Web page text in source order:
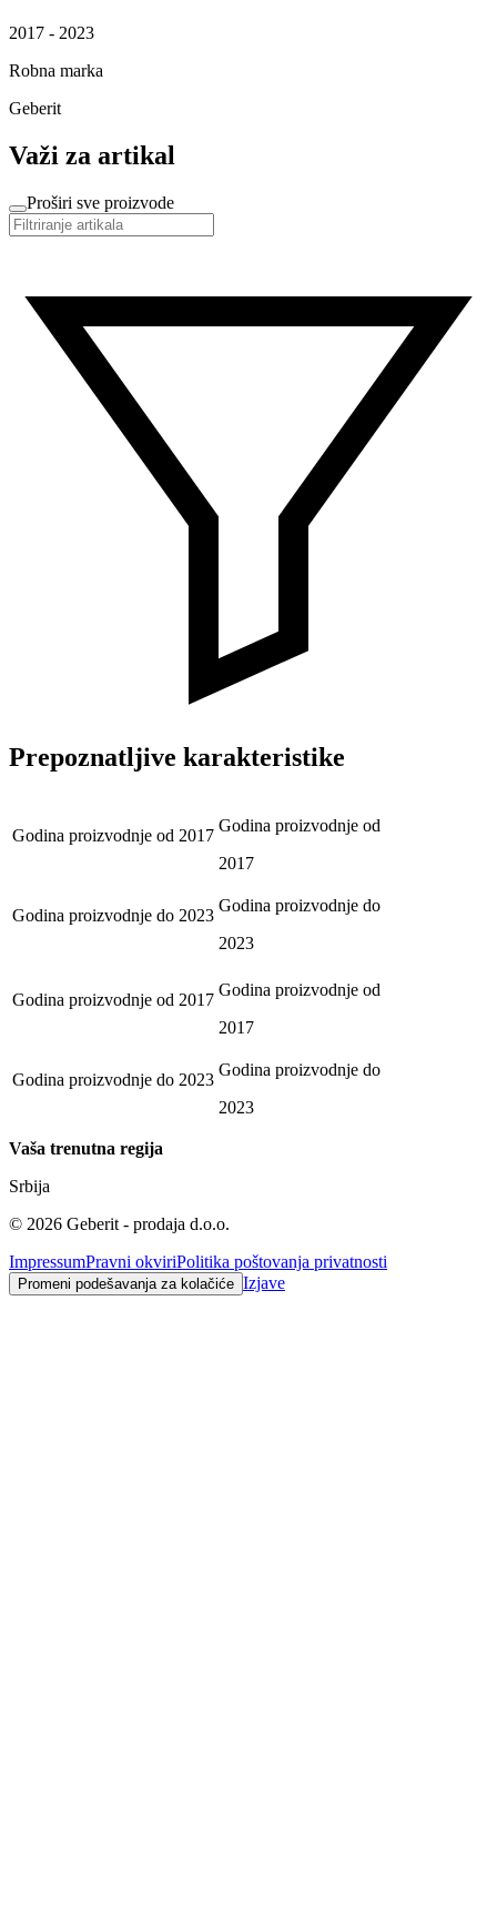
2017 - 2023
Robna marka
Geberit
Važi za artikal
Proširi sve proizvode
Prepoznatljive karakteristike
Godina proizvodnje od 2017
Godina proizvodnje od
2017
Godina proizvodnje do 2023
Godina proizvodnje do
2023
Godina proizvodnje od 2017
Godina proizvodnje od
2017
Godina proizvodnje do 2023
Godina proizvodnje do
2023
Vaša trenutna regija
Srbija
© 2026 Geberit - prodaja d.o.o.
ImpressumPravni okviriPolitika poštovanja privatnosti
Promeni podešavanja za kolačiće Izjave